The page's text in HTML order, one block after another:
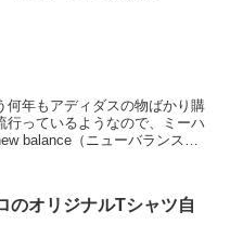
何年もアディダスの物ばかり購
行っているようなので、ミーハ
balance（ニューバランス）
のオリジナルTシャツ自